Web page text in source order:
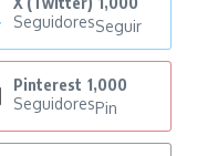
SeguidoresSeguir
Pinterest 1,000
SeguidoresPin